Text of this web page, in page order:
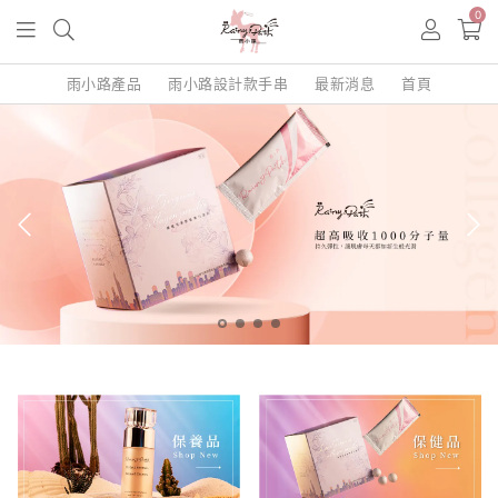
0
雨小路產品 雨小路設計款手串 最新消息 首頁